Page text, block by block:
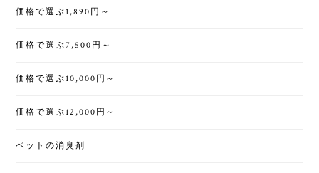
価格で選ぶ1,890円～
価格で選ぶ7,500円～
価格で選ぶ10,000円～
価格で選ぶ12,000円～
ペットの消臭剤